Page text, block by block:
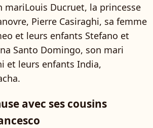
mariLouis Ducruet, la princesse
Pierre Casiraghi, sa femme
et leurs enfants Stefano et
Santo Domingo, son mari
et leurs enfants India,
avec ses cousins